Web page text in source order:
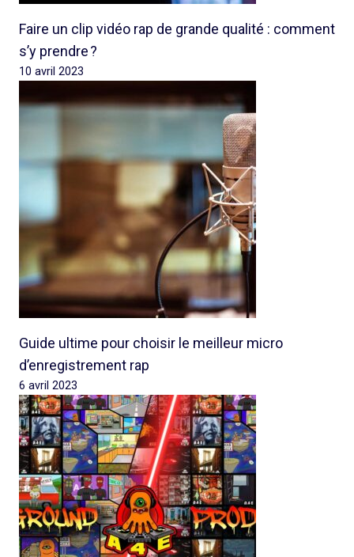
Faire un clip vidéo rap de grande qualité : comment
s’y prendre ?
10 avril 2023
Guide ultime pour choisir le meilleur micro
d’enregistrement rap
6 avril 2023